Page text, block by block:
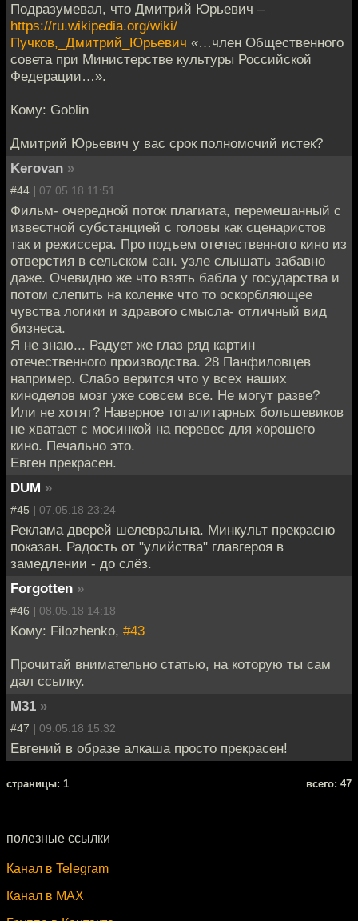
Подразумевал, что Дмитрий Юрьевич –
https://ru.wikipedia.org/wiki/
Пучков,_Дмитрий_Юрьевич «…член Общественного
совета при Министерстве культуры Российской
Федерации…».
Кому: Goblin
Дмитрий Юрьевич у вас срок полномочий истек?
Kerovan »
#44 | 07.05.18 11:51
Фильм- очередной поток плагиата, перемешанный с
известной субстанцией с головы как сценаристов
так и режиссера. Про подъем отечественного кино из
отверстия в сельском сан. узле слышать забавно
даже. Очевидно же что взять бабла у государства и
потом слепить на коленке что то оскорбляющее
чувства логики и здравого смысла- отличный вид
бизнеса.
Я не знаю... Радует же глаз ряд картин
отечественного производства. 28 Панфиловцев
например. Слабо верится что у всех наших
киноделов мозг уже совсем все. Не могут разве?
Или не хотят? Наверное тоталитарных большевиков
не хватает с мосинкой на перевес для хорошего
кино. Печально это.
Евген прекрасен.
DUM »
#45 | 07.05.18 23:24
Реклама дверей шелевральна. Минкульт прекрасно
показан. Радость от "улийства" главгероя в
замедлении - до слёз.
Forgotten »
#46 | 08.05.18 14:18
Кому: Filozhenko, #43
Прочитай внимательно статью, на которую ты сам
дал ссылку.
M31 »
#47 | 09.05.18 15:32
Евгений в образе алкаша просто прекрасен!
cтраницы: 1 всего: 47
полезные ссылки
Канал в Telegram
Канал в MAX